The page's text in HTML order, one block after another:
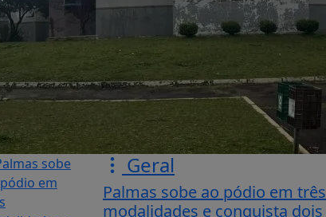
Geral
Palmas sobe ao pódio em três
modalidades e conquista dois